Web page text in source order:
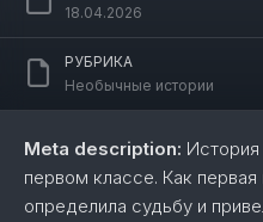
18.04.2026
РУБРИКА
Необычные истории
Meta description: История
первом классе. Как
определила судьбу и